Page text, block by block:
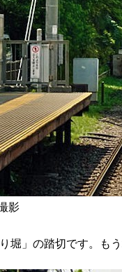
影
堀」の踏切です。も